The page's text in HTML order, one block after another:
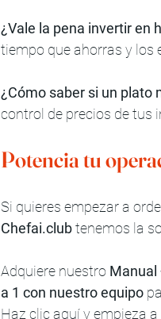
¿Vale la pena invertir en
tiempo que ahorras y los
¿Cómo saber si un plato
control de precios de tus
Potencia tu
Si quieres empezar a
Chefai.club tenemos la
Adquiere nuestro Manual
a 1 con nuestro equipo
Haz clic aquí y empieza